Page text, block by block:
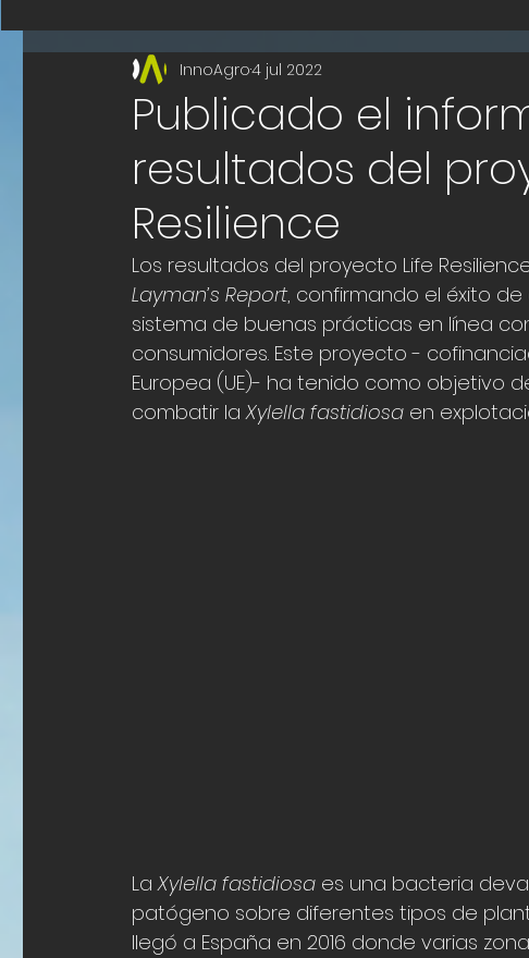
Publicado el
resultados del
Resilience
InnoAgro4 jul 2022
Los resultados del proyecto Life
Layman’s Report, confirmando el éxito
sistema de buenas prácticas en línea
consumidores. Este proyecto -
Europea (UE)- ha tenido como objetivo
combatir la Xylella fastidiosa en
La Xylella fastidiosa es una bacteria
patógeno sobre diferentes tipos de
llegó a España en 2016 donde varias